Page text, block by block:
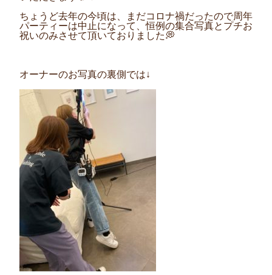
ちょうど去年の今頃は、まだコロナ禍だったので周年
パーティーは中止になって、恒例の集合写真とプチお
祝いのみさせて頂いておりました💭
オーナーのお写真の裏側では↓